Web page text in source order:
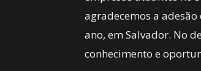
agradecemos a
ano, em Salvador. No
conhecimento e